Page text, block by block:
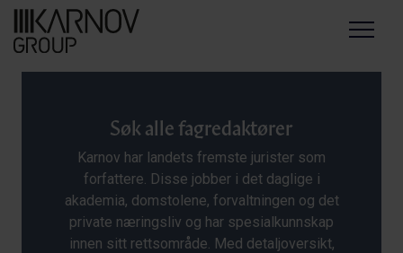
Menu
Søk alle fagredaktører
Karnov har landets fremste jurister som
forfattere. Disse jobber i det daglige i
akademia, domstolene, forvaltningen og det
private næringsliv og har spesialkunnskap
innen sitt rettsområde. Med detaljoversikt,